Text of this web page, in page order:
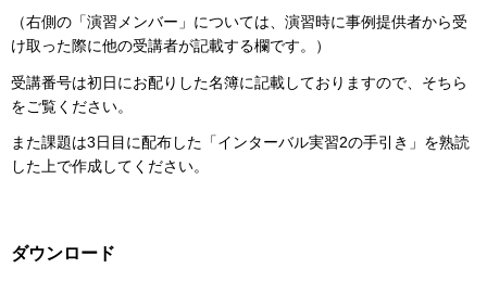
（右側の「演習メンバー」については、演習時に事例提供者から受
け取った際に他の受講者が記載する欄です。）
受講番号は初日にお配りした名簿に記載しておりますので、そちら
をご覧ください。
また課題は3日目に配布した「インターバル実習2の手引き」を熟読
した上で作成してください。
ダウンロード